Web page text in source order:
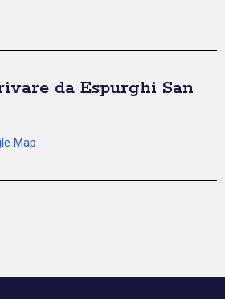
da Espurghi San
Map